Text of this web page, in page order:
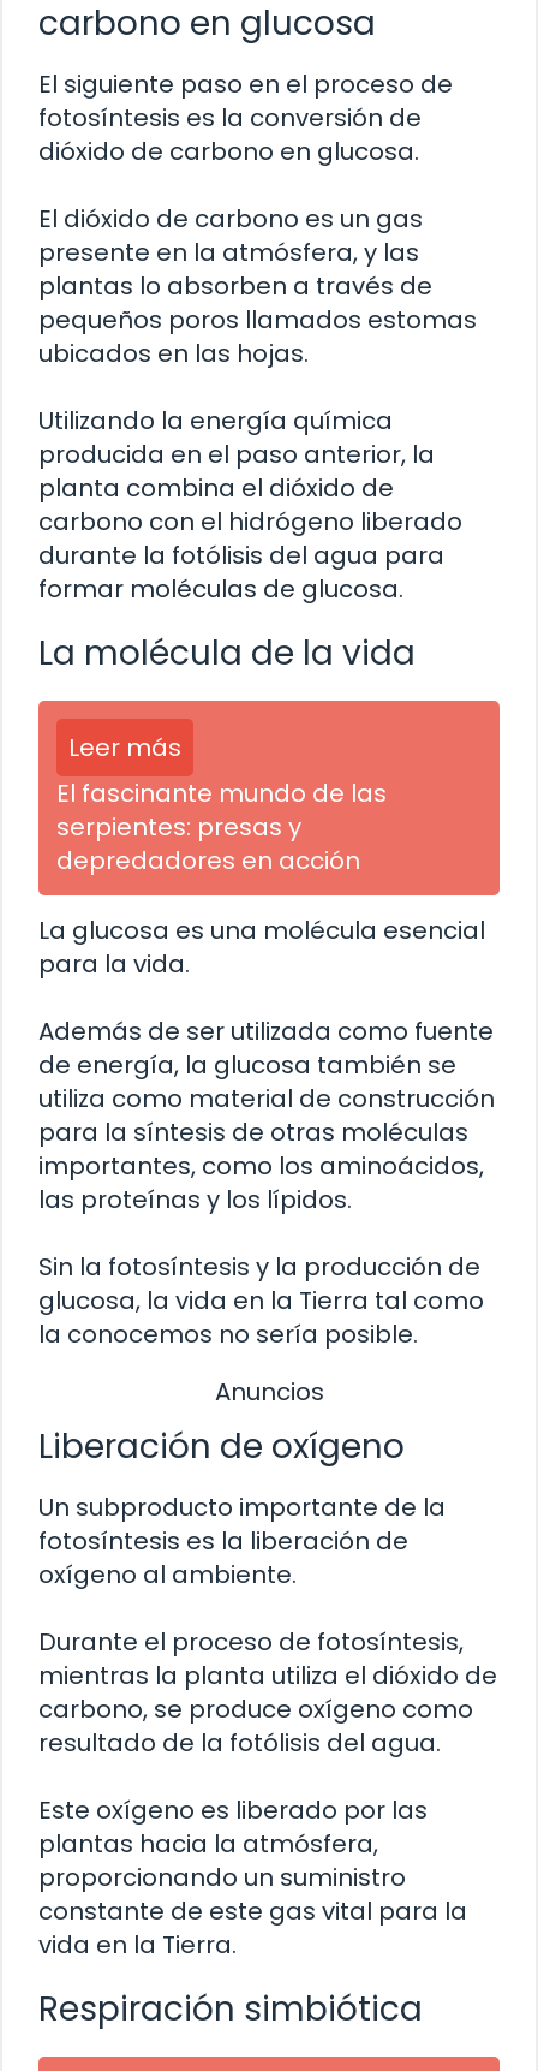
carbono en glucosa
El siguiente paso en el proceso de
fotosíntesis es la conversión de
dióxido de carbono en glucosa.
El dióxido de carbono es un gas
presente en la atmósfera, y las
plantas lo absorben a través de
pequeños poros llamados estomas
ubicados en las hojas.
Utilizando la energía química
producida en el paso anterior, la
planta combina el dióxido de
carbono con el hidrógeno liberado
durante la fotólisis del agua para
formar moléculas de glucosa.
La molécula de la vida
Leer más
El fascinante mundo de las
serpientes: presas y
depredadores en acción
La glucosa es una molécula esencial
para la vida.
Además de ser utilizada como fuente
de energía, la glucosa también se
utiliza como material de construcción
para la síntesis de otras moléculas
importantes, como los aminoácidos,
las proteínas y los lípidos.
Sin la fotosíntesis y la producción de
glucosa, la vida en la Tierra tal como
la conocemos no sería posible.
Anuncios
Liberación de oxígeno
Un subproducto importante de la
fotosíntesis es la liberación de
oxígeno al ambiente.
Durante el proceso de fotosíntesis,
mientras la planta utiliza el dióxido de
carbono, se produce oxígeno como
resultado de la fotólisis del agua.
Este oxígeno es liberado por las
plantas hacia la atmósfera,
proporcionando un suministro
constante de este gas vital para la
vida en la Tierra.
Respiración simbiótica